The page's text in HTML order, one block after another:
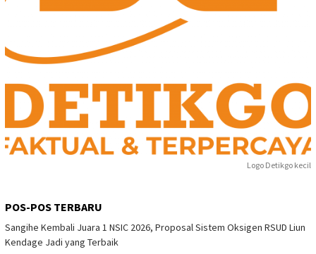
Logo Detikgo kecil
POS-POS TERBARU
Sangihe Kembali Juara 1 NSIC 2026, Proposal Sistem Oksigen RSUD Liun
Kendage Jadi yang Terbaik